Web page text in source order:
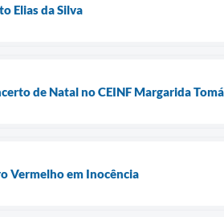
Elias da Silva
de Natal no CEINF Margarida
Vermelho em Inocência